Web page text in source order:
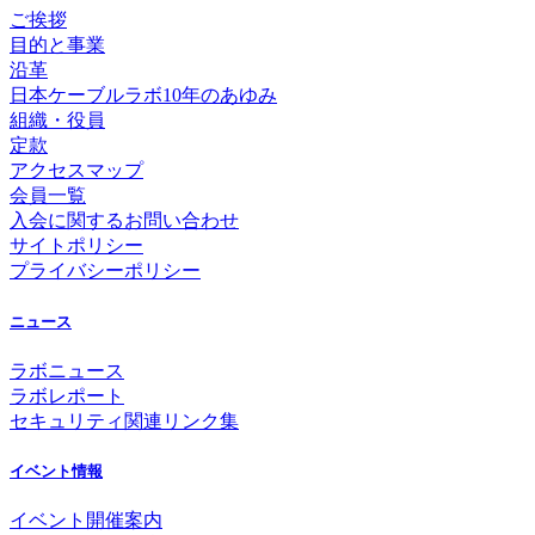
ご挨拶
目的と事業
沿革
日本ケーブルラボ10年のあゆみ
組織・役員
定款
アクセスマップ
会員一覧
入会に関するお問い合わせ
サイトポリシー
プライバシーポリシー
ニュース
ラボニュース
ラボレポート
セキュリティ関連リンク集
イベント情報
イベント開催案内